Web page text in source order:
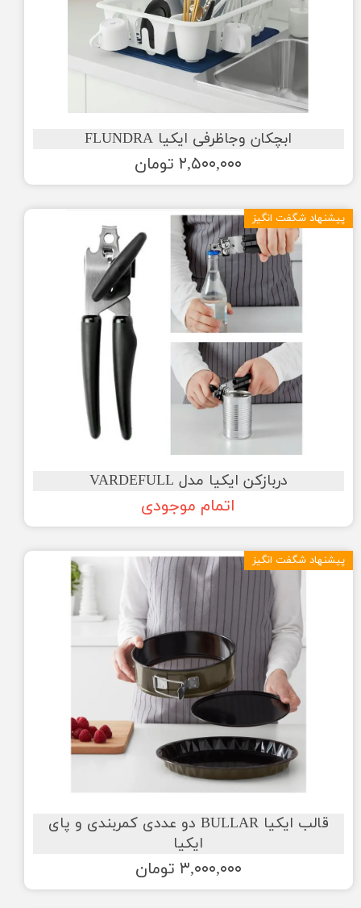
ابچکان وجاظرفی ایکیا FLUNDRA
۲,۵۰۰,۰۰۰ تومان
دربازکن ایکیا مدل VARDEFULL
اتمام موجودی
پیشنهاد شگفت انگیز
قالب ایکیا BULLAR دو عددی کمربندی و پای
ایکیا
۳,۰۰۰,۰۰۰ تومان
پیشنهاد شگفت انگیز